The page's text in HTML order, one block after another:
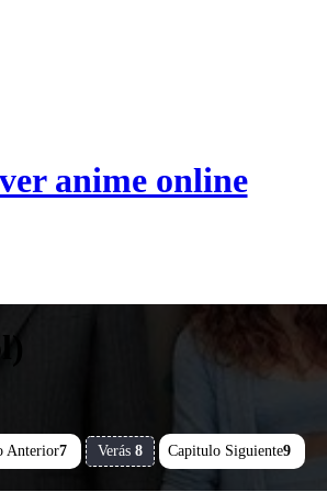
ver anime online
Anterior7 Verás 8 Capitulo Siguiente9